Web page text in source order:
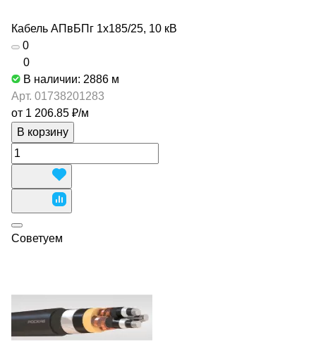
Кабель АПвБПг 1х185/25, 10 кВ
0
0
В наличии: 2886 м
Арт. 01738201283
от 1 206.85 ₽/м
В корзину
Советуем